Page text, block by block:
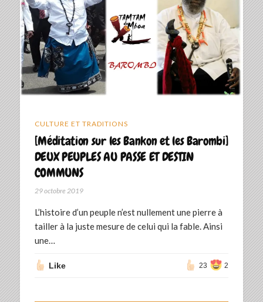
CULTURE ET TRADITIONS
[Méditation sur les Bankon et les Barombi]
DEUX PEUPLES AU PASSE ET DESTIN
COMMUNS
29 octobre 2019
L’histoire d’un peuple n’est nullement une pierre à
tailler à la juste mesure de celui qui la fable. Ainsi
une…
Like 23 2